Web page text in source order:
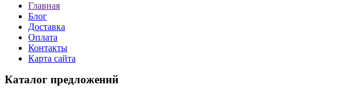
Главная
Блог
Доставка
Оплата
Контакты
Карта сайта
Каталог предложений